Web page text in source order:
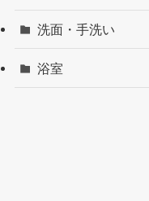
洗面・手洗い
浴室